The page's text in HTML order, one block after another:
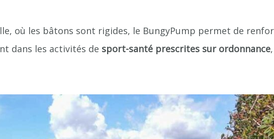
où les bâtons sont rigides, le BungyPump permet de
dans les activités de sport-santé prescrites sur ordonnance